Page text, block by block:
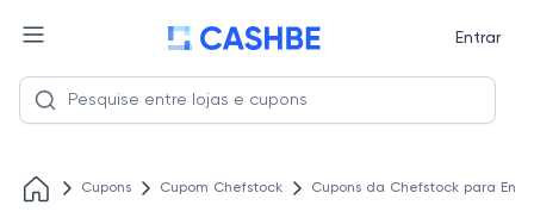
Entrar
Cupons Cupom Chefstock Cupons da Chefstock para